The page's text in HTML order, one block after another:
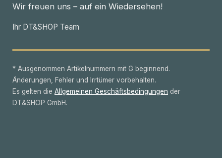
Wir freuen uns – auf ein Wiedersehen!
Ihr DT&SHOP Team
* Ausgenommen Artikelnummern mit G beginnend.
Änderungen, Fehler und Irrtümer vorbehalten.
Es gelten die Allgemeinen Geschäftsbedingungen der
DT&SHOP GmbH.